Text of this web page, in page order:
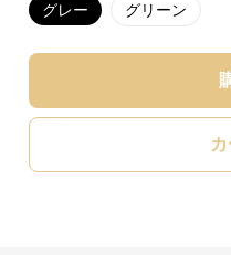
グレー グリーン